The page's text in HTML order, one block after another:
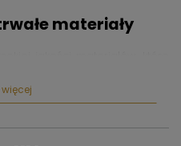
materiały
matu z detalami ze stali
eleganckiego i
więcej